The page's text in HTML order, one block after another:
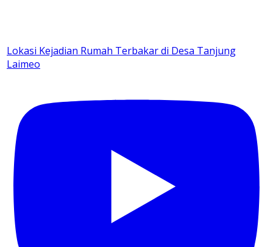
Lokasi Kejadian Rumah Terbakar di Desa Tanjung
Laimeo